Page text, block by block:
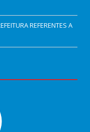
REFERENTES A